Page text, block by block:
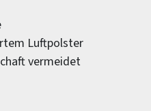
Luftpolster
vermeidet